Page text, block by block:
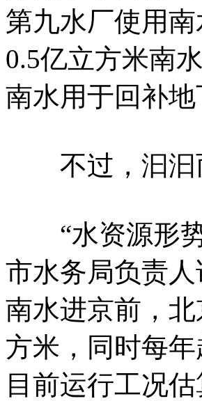
第九水厂使用
0.5亿立方米南
南水用于回补地
不过，汩汩
“水资源形势
市水务局负责
南水进京前，
方米，同时每
目前运行工况